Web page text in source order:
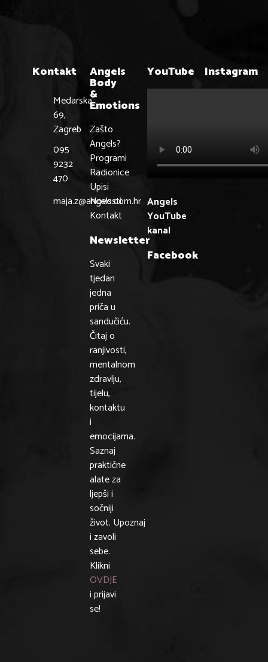
Kontakt
Medarska
69,
Zagreb
095
9232
470
maja.z@angels.com.hr
Angels
Body
&
Emotions
Zašto
Angels?
Programi
Radionice
Upisi
Novosti
Kontakt
Newsletter
Svaki
tjedan
jedna
priča u
sandučiću.
Čitaj o
ranjivosti,
mentalnom
zdravlju,
tijelu,
kontaktu
i
emocijama.
Saznaj
praktične
alate za
ljepši i
sočniji
život. Upoznaj
i zavoli
sebe.
Klikni
OVDJE
i prijavi
se!
YouTube
Angels
YouTube
kanal
Facebook
Instagram